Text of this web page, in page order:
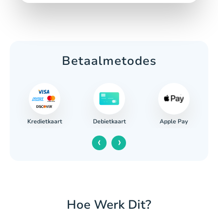
Betaalmetodes
Kredietkaart Debietkaart Apple Pay
‹ ›
Hoe Werk Dit?